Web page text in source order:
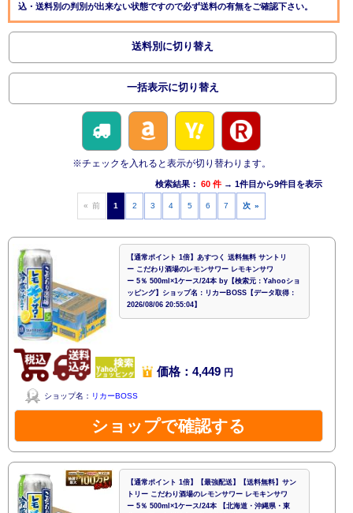
込・送料別の判別が出来ない状態ですので必ず送料の有無をご確認下さい。
送料別に切り替え
一括表示に切り替え
※チェックを入れると表示が切り替わります。
検索結果： 60 件 → 1件目から9件目を表示
« 前 1 2 3 4 5 6 7 次 »
【通常ポイント 1倍】あすつく 送料無料 サントリ
ー こだわり酒場のレモンサワー レモキンサワ
ー 5％ 500ml×1ケース/24本 by【検索元：Yahooショ
ッピング】ショップ名：リカーBOSS【データ取得：
2026/08/06 20:55:04】
価格：4,449 円
ショップ名： リカーBOSS
ショップで確認する
【通常ポイント 1倍】【最強配送】【送料無料】サン
トリー こだわり酒場のレモンサワー レモキンサワ
ー 5％ 500ml×1ケース/24本 【北海道・沖縄県・東